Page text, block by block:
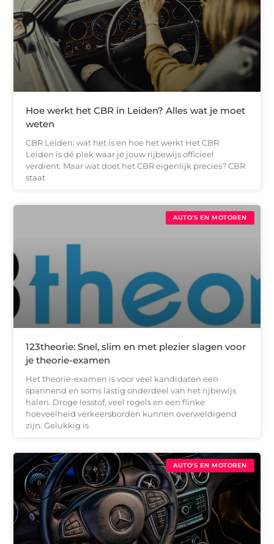
Hoe werkt het CBR in Leiden? Alles wat je moet
weten
CBR Leiden: wat het is en hoe het werkt Het CBR
Leiden is dé plek waar je jouw rijbewijs officieel
verdient. Maar wat doet het CBR eigenlijk precies? CBR
staat
AUTO'S EN MOTOREN
123theorie: Snel, slim en met plezier slagen voor
je theorie-examen
Het theorie-examen is voor veel kandidaten een
spannend en soms lastig onderdeel van het rijbewijs
halen. Droge lesstof, veel regels en een flinke
hoeveelheid verkeersborden kunnen overweldigend
zijn. Gelukkig is
AUTO'S EN MOTOREN